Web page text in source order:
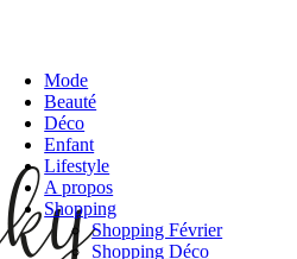
Mode
Beauté
Déco
Enfant
Lifestyle
A propos
Shopping
Shopping Février
Shopping Déco